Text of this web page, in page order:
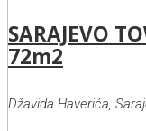
SARAJEVO
72m2
Džavida Haverića,